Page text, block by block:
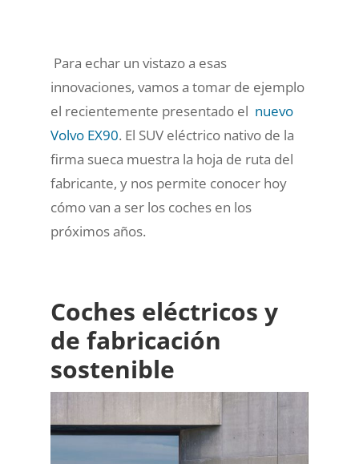
Para echar un vistazo a esas
innovaciones, vamos a tomar de ejemplo
el recientemente presentado el nuevo
Volvo EX90. El SUV eléctrico nativo de la
firma sueca muestra la hoja de ruta del
fabricante, y nos permite conocer hoy
cómo van a ser los coches en los
próximos años.
Coches eléctricos y
de fabricación
sostenible